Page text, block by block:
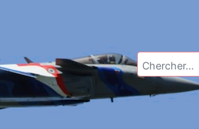
Chercher…